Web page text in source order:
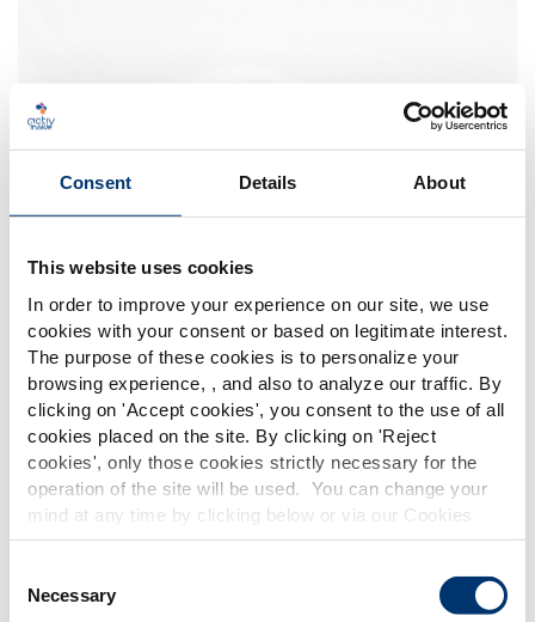
Consent Details About
This website uses cookies
In order to improve your experience on our site, we use
cookies with your consent or based on legitimate interest.
The purpose of these cookies is to personalize your
browsing experience, , and also to analyze our traffic. By
clicking on 'Accept cookies', you consent to the use of all
cookies placed on the site. By clicking on 'Reject
cookies', only those cookies strictly necessary for the
operation of the site will be used. You can change your
mind at any time by clicking below or via our Cookies
Policy.
social media, advertising and traffic analysis partners,
Selection
Necessary
Please select your market
Global USA
This website is intended exclusively for
professional clients in the the health,
pharmaceutical and food supplement
information is accessible in several
countries all over the world and may
Warum die Kapselherstellung?
Nahrungsergänzungsmittels, das aus einer